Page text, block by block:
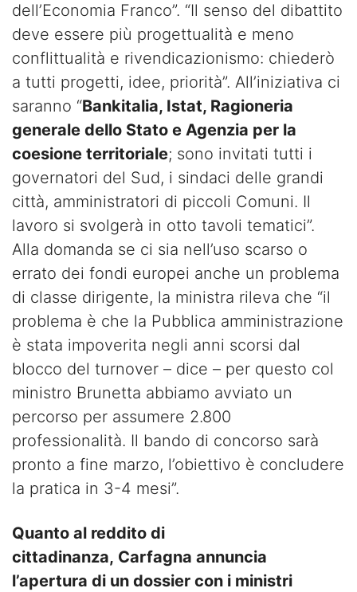
dell’Economia Franco”. “Il senso del dibattito
deve essere più progettualità e meno
conflittualità e rivendicazionismo: chiederò
a tutti progetti, idee, priorità”. All’iniziativa ci
saranno “Bankitalia, Istat, Ragioneria
generale dello Stato e Agenzia per la
coesione territoriale; sono invitati tutti i
governatori del Sud, i sindaci delle grandi
città, amministratori di piccoli Comuni. Il
lavoro si svolgerà in otto tavoli tematici”.
Alla domanda se ci sia nell’uso scarso o
errato dei fondi europei anche un problema
di classe dirigente, la ministra rileva che “il
problema è che la Pubblica amministrazione
è stata impoverita negli anni scorsi dal
blocco del turnover – dice – per questo col
ministro Brunetta abbiamo avviato un
percorso per assumere 2.800
professionalità. Il bando di concorso sarà
pronto a fine marzo, l’obiettivo è concludere
la pratica in 3-4 mesi”.
Quanto al reddito di
cittadinanza, Carfagna annuncia
l’apertura di un dossier con i ministri